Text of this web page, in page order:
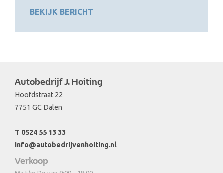
BEKIJK BERICHT
Autobedrijf J. Hoiting
Hoofdstraat 22
7751 GC Dalen
T 0524 55 13 33
info@autobedrijvenhoiting.nl
Verkoop